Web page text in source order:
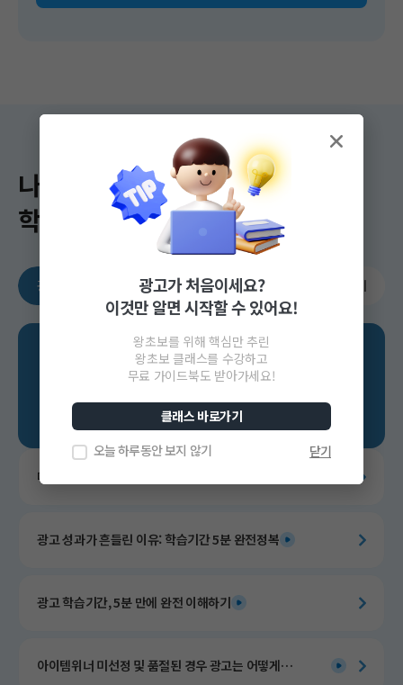
나에게 딱 맞는
학습 콘텐츠를 만나 보세요!​
광고가 처음이라면 광고 기초 다지기 광고 전략 세우기
처음이라면
매력적인 상세페이지 만들기
광고 성과가 흔들린 이유: 학습기간 5분 완전정복
광고 학습기간, 5분 만에 완전 이해하기
아이템위너 미선정 및 품절된 경우 광고는 어떻게
광고가 처음이세요?
이것만 알면 시작할 수 있어요!
왕초보를 위해 핵심만 추린
왕초보 클래스를 수강하고
무료 가이드북도 받아가세요!
클래스 바로가기
오늘 하루동안 보지 않기
닫기